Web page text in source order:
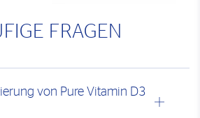
FRAGEN
von Pure Vitamin D3